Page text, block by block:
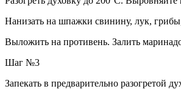
Нанизать на шпажки свинину, лук,
Выложить на противень. Залить
Шаг №3
Запекать в предварительно разогретой